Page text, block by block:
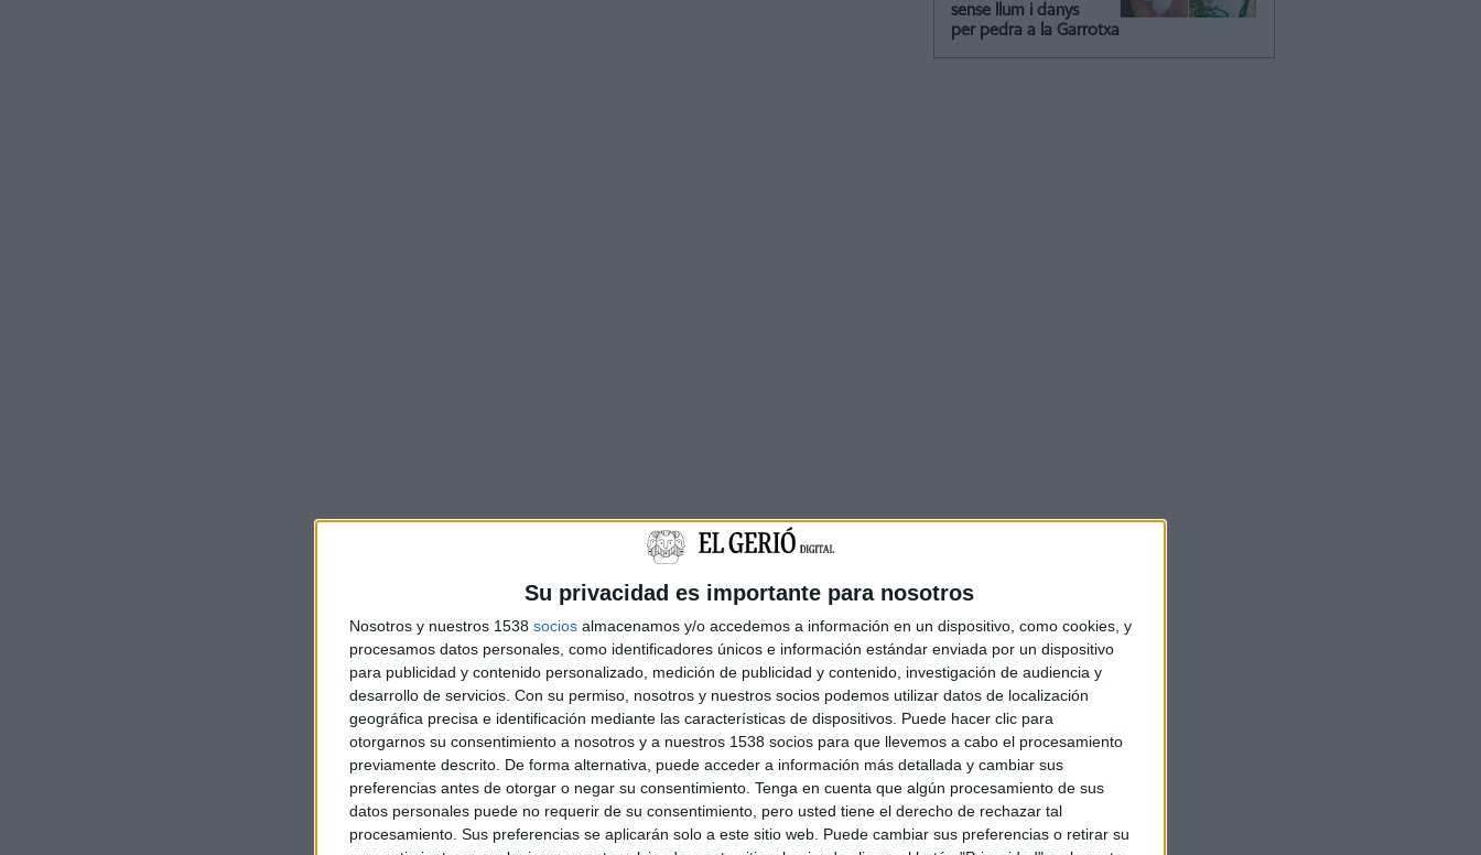
Su privacidad es importante para nosotros
Nosotros y nuestros 1538 socios almacenamos y/o accedemos a información en un dispositivo, como cookies, y
procesamos datos personales, como identificadores únicos e información estándar enviada por un dispositivo
para publicidad y contenido personalizado, medición de publicidad y contenido, investigación de audiencia y
desarrollo de servicios. Con su permiso, nosotros y nuestros socios podemos utilizar datos de localización
geográfica precisa e identificación mediante las características de dispositivos. Puede hacer clic para
otorgarnos su consentimiento a nosotros y a nuestros 1538 socios para que llevemos a cabo el procesamiento
previamente descrito. De forma alternativa, puede acceder a información más detallada y cambiar sus
preferencias antes de otorgar o negar su consentimiento. Tenga en cuenta que algún procesamiento de sus
datos personales puede no requerir de su consentimiento, pero usted tiene el derecho de rechazar tal
procesamiento. Sus preferencias se aplicarán solo a este sitio web. Puede cambiar sus preferencias o retirar su
sense llum i danys
per pedra a la Garrotxa